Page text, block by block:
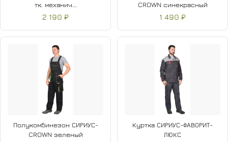
тк. механич...
2 190 ₽
CROWN синекрасный
1 490 ₽
Полукомбинезон СИРИУС-
CROWN зеленый
Куртка СИРИУС-ФАВОРИТ-
ЛЮКС